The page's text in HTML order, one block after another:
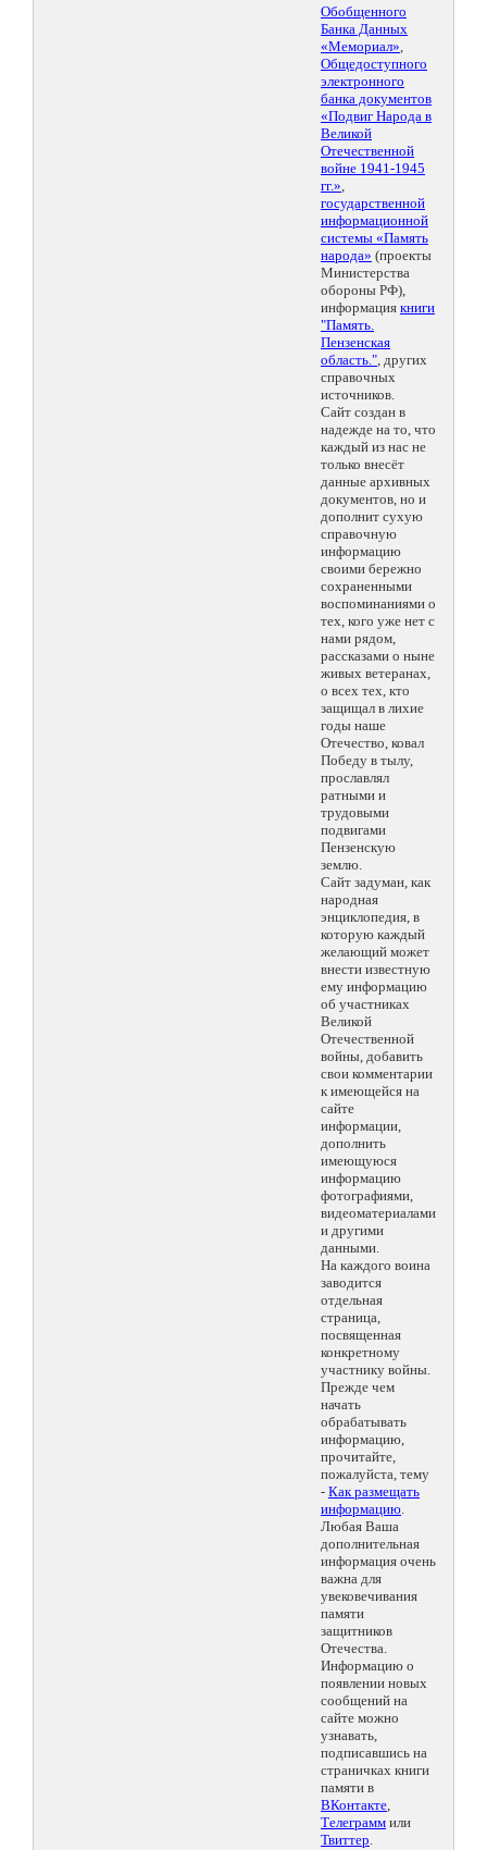
Обобщенного
Банка Данных
«Мемориал»,
Общедоступного
электронного
банка документов
«Подвиг Народа в
Великой
Отечественной
войне 1941-1945
гг.»,
государственной
информационной
системы «Память
народа» (проекты
Министерства
обороны РФ),
информация книги
"Память.
Пензенская
область.", других
справочных
источников.
Сайт создан в
надежде на то, что
каждый из нас не
только внесёт
данные архивных
документов, но и
дополнит сухую
справочную
информацию
своими бережно
сохраненными
воспоминаниями о
тех, кого уже нет с
нами рядом,
рассказами о ныне
живых ветеранах,
о всех тех, кто
защищал в лихие
годы наше
Отечество, ковал
Победу в тылу,
прославлял
ратными и
трудовыми
подвигами
Пензенскую
землю.
Сайт задуман, как
народная
энциклопедия, в
которую каждый
желающий может
внести известную
ему информацию
об участниках
Великой
Отечественной
войны, добавить
свои комментарии
к имеющейся на
сайте
информации,
дополнить
имеющуюся
информацию
фотографиями,
видеоматериалами
и другими
данными.
На каждого воина
заводится
отдельная
страница,
посвященная
конкретному
участнику войны.
Прежде чем
начать
обрабатывать
информацию,
прочитайте,
пожалуйста, тему
- Как размещать
информацию.
Любая Ваша
дополнительная
информация очень
важна для
увековечивания
памяти
защитников
Отечества.
Информацию о
появлении новых
сообщений на
сайте можно
узнавать,
подписавшись на
страничках книги
памяти в
ВКонтакте,
Телеграмм или
Твиттер.